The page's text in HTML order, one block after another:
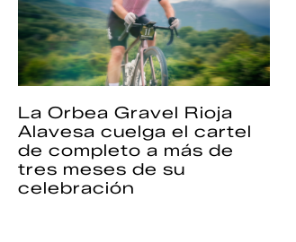
La Orbea Gravel Rioja
Alavesa cuelga el cartel
de completo a más de
tres meses de su
celebración